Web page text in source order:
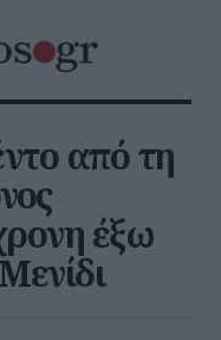
από τη
έξω